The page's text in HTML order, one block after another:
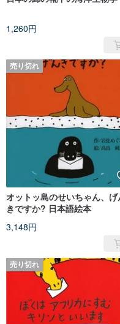
1,260円
売り切れ
オットッ島のせいちゃん、げ
きですか? 日本語絵本
3,148円
売り切れ